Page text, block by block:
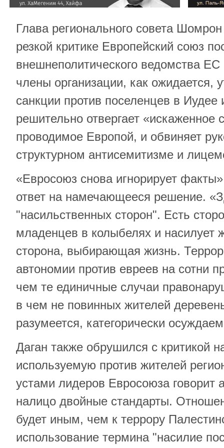
Глава регионального совета
резкой критике Европейский союз
внешнеполитического ведомства
члены организации, как ожидается,
санкции против поселенцев в
решительно отвергает «искаженное
проводимое Европой, и обвиняет
структурном антисемитизме и
«Евросоюз снова игнорирует
ответ на намечающееся решение.
"насильственных сторон". Есть
младенцев в колыбелях и насилует
сторона, выбирающая жизнь.
автономии против евреев на сотни
чем те единичные случаи
в чем не повинных жителей
разумеется, категорически
Даган также обрушился с критикой
используемую против жителей
устами лидеров Евросоюза говорит
налицо двойные стандарты.
будет иным, чем к террору
использование термина "насилие